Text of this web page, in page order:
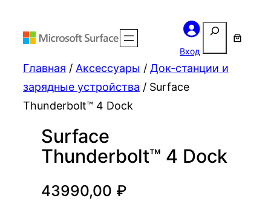
Вход
Поиск
Главная / Аксессуары / Док-станции и
зарядные устройства / Surface
Thunderbolt™ 4 Dock
Surface
Thunderbolt™ 4 Dock
43990,00 ₽